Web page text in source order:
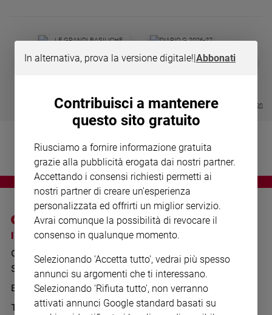
Chiesa
Chiesa
Devozione
Parola
giorno
giorno
e
valori
❮
DIARIO G 2026-27
COLLANA
Visualizza tutte le collection
I SITI SAN PAOLO
GRUPPO EDITORIALE
SAN PAOLO
BENESSERE
TELENOVA
NOTE LEGALI
PRIVACY POLICY
INFORMATIVA
WHISTLEBLOWING
SOCIAL
In alternativa, prova la versione digitale!|Abbonati
Contribuisci a mantenere
questo sito gratuito
Riusciamo a fornire informazione gratuita
grazie alla pubblicità erogata dai nostri partner.
Accettando i consensi richiesti permetti ai
nostri partner di creare un'esperienza
personalizzata ed offrirti un miglior servizio.
Avrai comunque la possibilità di revocare il
consenso in qualunque momento.
Selezionando 'Accetta tutto', vedrai più spesso
annunci su argomenti che ti interessano.
Selezionando 'Rifiuta tutto', non verranno
attivati annunci Google standard basati su